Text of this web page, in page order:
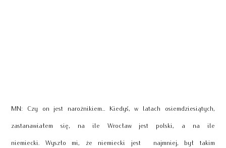
MN: Czy on jest narożnikiem… Kiedyś, w latach osiemdziesiątych,
zastanawiałem się, na ile Wrocław jest polski, a na ile
niemiecki. Wyszło mi, że niemiecki jest najmniej, był takim